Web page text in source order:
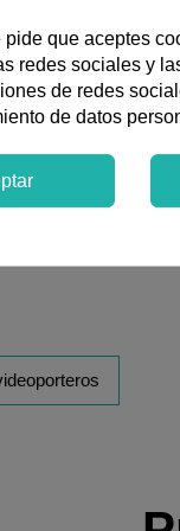
Instalación
con sistema
secretas,
permite hasta
pide que aceptes
redes sociales y
de redes
de datos